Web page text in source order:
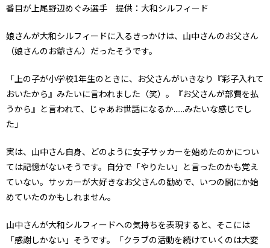
番目が上尾野辺めぐみ選手 提供：大和シルフィード
娘さんが大和シルフィードに入るきっかけは、山中さんのお父さん
（娘さんのお爺さん）だったそうです。
「上の子が小学校1年生のときに、お父さんがいきなり『彩子入れて
おいたから』みたいに言われました（笑）。『お父さんが部費を払
うから』と言われて、じゃあお世話になるか......みたいな感じでし
た」
実は、山中さん自身、どのように女子サッカーを始めたのかについ
ては記憶がないそうです。自分で「やりたい」と言ったのかも覚え
ていない。サッカーが大好きなお父さんの勧めで、いつの間にか始
めていたのかもしれません。
山中さんが大和シルフィードへの気持ちを表現すると、そこには
「感謝しかない」そうです。「クラブの活動を続けていくのは大変